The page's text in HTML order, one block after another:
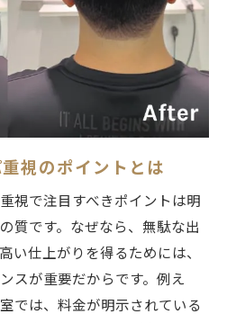
びなら美容室活用が正解
いカラーを選ぶコツ
で叶うダメージケア
髪質に合う色選びを体験
人気の髪に優しい美容室
美容室ダメージレス施術
の健康を守るポイント
の江古田駅美容室カラー体
時短メニュー活用術
い人向け美容室を探す方法
視のポイントとは
視で注目すべきポイントは明
質です。なぜなら、無駄な出
い仕上がりを得るためには、
スが重要だからです。例え
では、料金が明示されている